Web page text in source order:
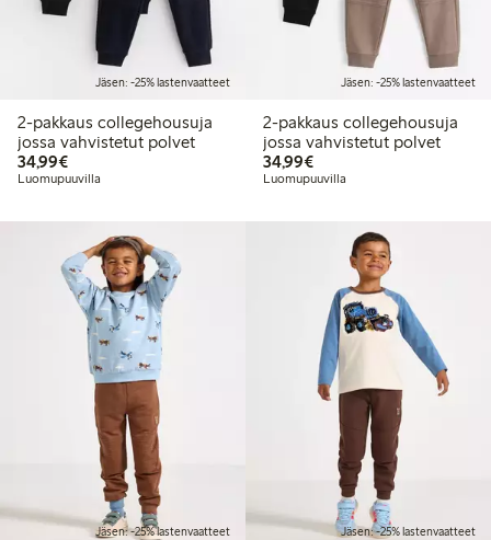
Jäsen: -25% lastenvaatteet
2-pakkaus collegehousuja
jossa vahvistetut polvet
34,99€34,99 €
Luomupuuvilla
Jäsen: -25% lastenvaatteet
2-pakkaus collegehousuja
jossa vahvistetut polvet
34,99€34,99 €
Luomupuuvilla
Jäsen: -25% lastenvaatteet Jäsen: -25% lastenvaatteet